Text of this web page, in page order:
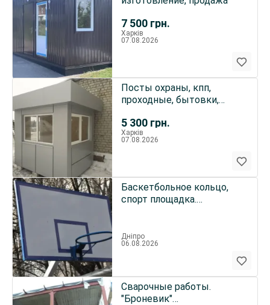
7 500 грн.
Харків
07.08.2026
5 300 грн.
Посты охраны, кпп,
проходные, бытовки,
Харків
07.08.2026
Баскетбольное кольцо,
спорт площадка.
Дніпро
06.08.2026
Сварочные работы.
"Броневик"